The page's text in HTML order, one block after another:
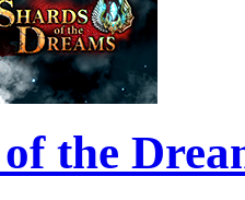
the